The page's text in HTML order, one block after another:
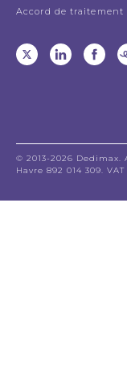
Accord de traitement
© 2013-2026 Dedimax.
Havre 892 014 309. VAT